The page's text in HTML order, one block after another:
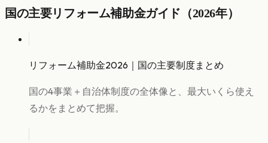
国の主要リフォーム補助金ガイド（2026年）
リフォーム補助金2026｜国の主要制度まとめ
国の4事業＋自治体制度の全体像と、最大いくら使え
るかをまとめて把握。